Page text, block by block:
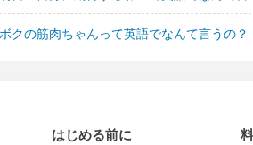
ボクの筋肉ちゃんって英語でなんて言うの？
はじめる前に